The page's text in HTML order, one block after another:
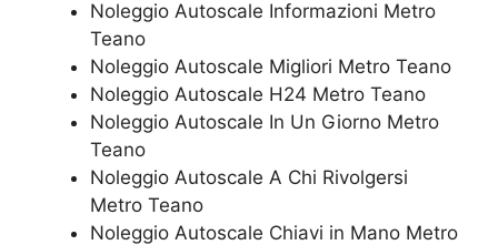
Noleggio Autoscale Informazioni Metro
Teano
Noleggio Autoscale Migliori Metro Teano
Noleggio Autoscale H24 Metro Teano
Noleggio Autoscale In Un Giorno Metro
Teano
Noleggio Autoscale A Chi Rivolgersi
Metro Teano
Noleggio Autoscale Chiavi in Mano Metro